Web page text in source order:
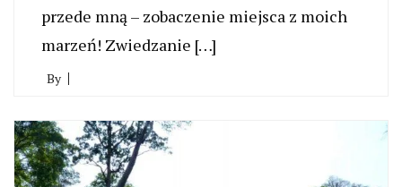
przede mną – zobaczenie miejsca z moich
marzeń! Zwiedzanie […]
By